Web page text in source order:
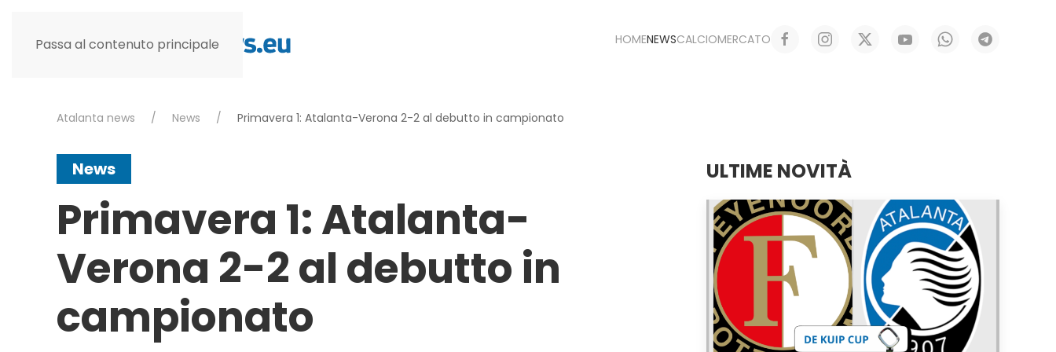
Passa al contenuto principale HOMENEWSCALCIOMERCATO
Atalanta news News Primavera 1: Atalanta-Verona 2-2 al debutto in campionato
News
Primavera 1: Atalanta-
Verona 2-2 al debutto in
campionato
ULTIME NOVITÀ